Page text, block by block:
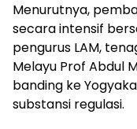
Menurutnya,
secara intensif
pengurus LAM,
Melayu Prof Abdul
banding ke
substansi regulasi.